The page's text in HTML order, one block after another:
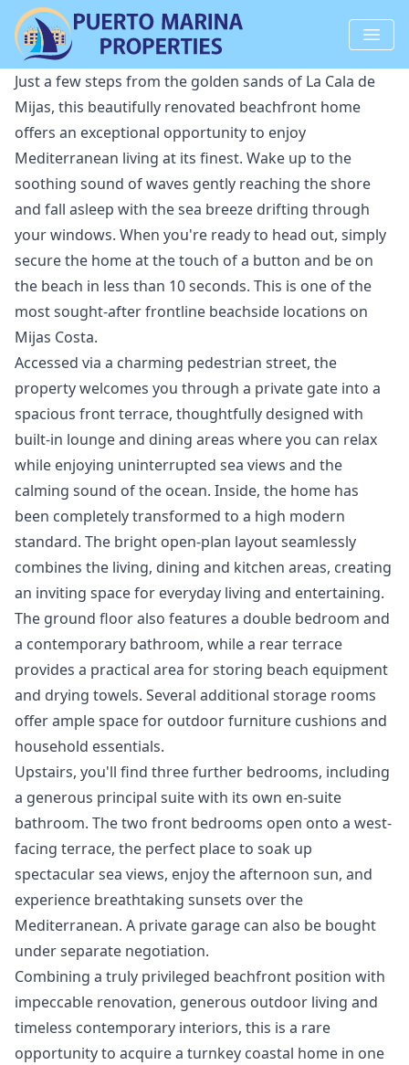
Just a few steps from the golden sands of La Cala de
Mijas, this beautifully renovated beachfront home
offers an exceptional opportunity to enjoy
Mediterranean living at its finest. Wake up to the
soothing sound of waves gently reaching the shore
and fall asleep with the sea breeze drifting through
your windows. When you're ready to head out, simply
secure the home at the touch of a button and be on
the beach in less than 10 seconds. This is one of the
most sought-after frontline beachside locations on
Mijas Costa.
Accessed via a charming pedestrian street, the
property welcomes you through a private gate into a
spacious front terrace, thoughtfully designed with
built-in lounge and dining areas where you can relax
while enjoying uninterrupted sea views and the
calming sound of the ocean. Inside, the home has
been completely transformed to a high modern
standard. The bright open-plan layout seamlessly
combines the living, dining and kitchen areas, creating
an inviting space for everyday living and entertaining.
The ground floor also features a double bedroom and
a contemporary bathroom, while a rear terrace
provides a practical area for storing beach equipment
and drying towels. Several additional storage rooms
offer ample space for outdoor furniture cushions and
household essentials.
Upstairs, you'll find three further bedrooms, including
a generous principal suite with its own en-suite
bathroom. The two front bedrooms open onto a west-
facing terrace, the perfect place to soak up
spectacular sea views, enjoy the afternoon sun, and
experience breathtaking sunsets over the
Mediterranean. A private garage can also be bought
under separate negotiation.
Combining a truly privileged beachfront position with
impeccable renovation, ‌generous ‌outdoor ‌living ‌and
‌timeless contemporary interiors, this is ‌a ‌rare
‌opportunity to acquire ‌a ‌turnkey ‌coastal ‌home in ‌one